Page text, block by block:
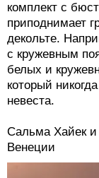
комплект с
приподнимает
декольте.
с кружевным
белых и
который
невеста.
Сальма Хайек
Венеции